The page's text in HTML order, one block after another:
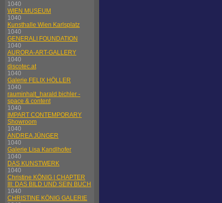
1040
WIEN MUSEUM
1040
Kunsthalle Wien Karlsplatz
1040
GENERALI FOUNDATION
1040
AURORA-ART-GALLERY
1040
discotec.at
1040
Galerie FELIX HÖLLER
1040
rauminhalt_harald bichler -
space & content
1040
IMPART CONTEMPORARY
Showroom
1040
ANDREA JÜNGER
1040
Galerie Lisa Kandlhofer
1040
DAS KUNSTWERK
1040
Christine KÖNIG | CHAPTER
III: DAS BILD UND SEIN BUCH
1040
CHRISTINE KÖNIG GALERIE